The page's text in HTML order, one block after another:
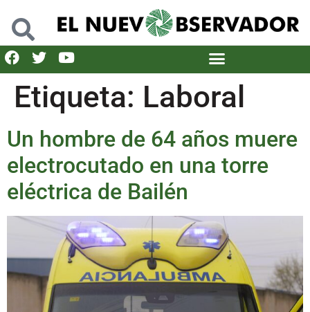
Etiqueta: Laboral
Un hombre de 64 años muere
electrocutado en una torre
eléctrica de Bailén